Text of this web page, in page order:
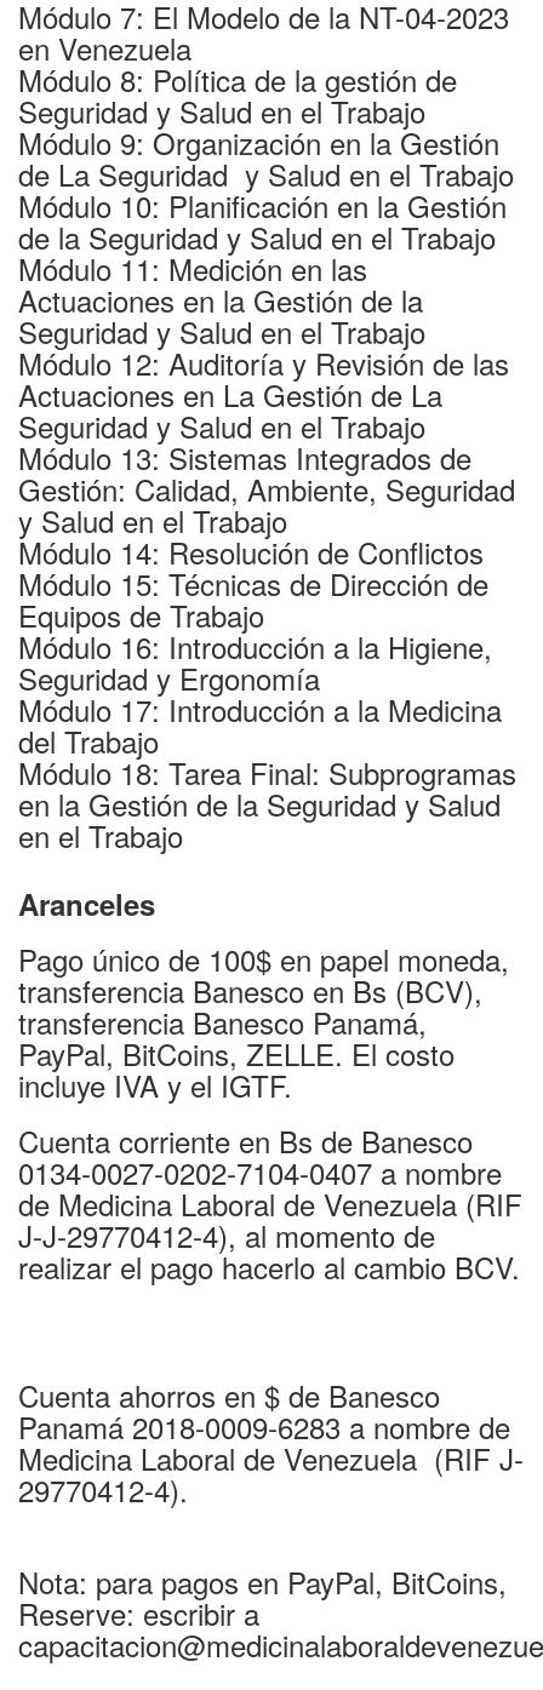
Módulo 7: El Modelo de la NT-04-2023
en Venezuela
Módulo 8: Política de la gestión de
Seguridad y Salud en el Trabajo
Módulo 9: Organización en la Gestión
de La Seguridad y Salud en el Trabajo
Módulo 10: Planificación en la Gestión
de la Seguridad y Salud en el Trabajo
Módulo 11: Medición en las
Actuaciones en la Gestión de la
Seguridad y Salud en el Trabajo
Módulo 12: Auditoría y Revisión de las
Actuaciones en La Gestión de La
Seguridad y Salud en el Trabajo
Módulo 13: Sistemas Integrados de
Gestión: Calidad, Ambiente, Seguridad
y Salud en el Trabajo
Módulo 14: Resolución de Conflictos
Módulo 15: Técnicas de Dirección de
Equipos de Trabajo
Módulo 16: Introducción a la Higiene,
Seguridad y Ergonomía
Módulo 17: Introducción a la Medicina
del Trabajo
Módulo 18: Tarea Final: Subprogramas
en la Gestión de la Seguridad y Salud
en el Trabajo
Aranceles
Pago único de 100$ en papel moneda,
transferencia Banesco en Bs (BCV),
transferencia Banesco Panamá,
PayPal, BitCoins, ZELLE. El costo
incluye IVA y el IGTF.
Cuenta corriente en Bs de Banesco
0134-0027-0202-7104-0407 a nombre
de Medicina Laboral de Venezuela (RIF
J-J-29770412-4), al momento de
realizar el pago hacerlo al cambio BCV.
Cuenta ahorros en $ de Banesco
Panamá 2018-0009-6283 a nombre de
Medicina Laboral de Venezuela (RIF J-
29770412-4).
Nota: para pagos en PayPal, BitCoins,
Reserve: escribir a